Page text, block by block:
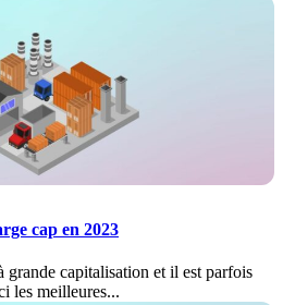
cap en 2023
grande capitalisation et il est parfois
les meilleures...